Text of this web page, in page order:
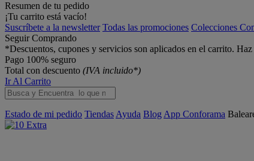
Resumen de tu pedido
¡Tu carrito está vacío!
Suscríbete a la newsletter Todas las promociones Colecciones
Seguir Comprando
*Descuentos, cupones y servicios son aplicados en el carrito.
Pago 100% seguro
Total con descuento (IVA incluido*)
Ir Al Carrito
Estado de mi pedido Tiendas Ayuda Blog App Conforama